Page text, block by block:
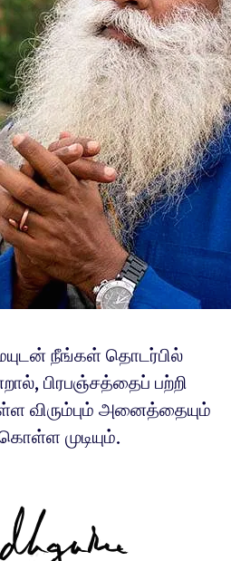
நீங்கள் தொடர்பில்
பிரபஞ்சத்தைப் பற்றி
விரும்பும் அனைத்தையும்
முடியும்.